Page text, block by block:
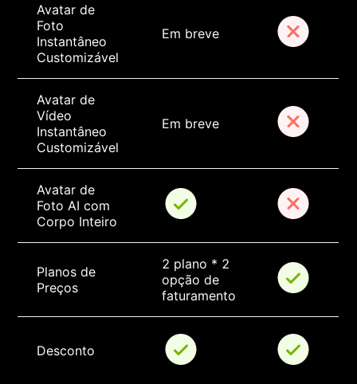
Avatar de
Foto
Instantâneo
Customizável
Em breve
Avatar de
Vídeo
Instantâneo
Customizável
Em breve
Avatar de
Foto AI com
Corpo Inteiro
Planos de
Preços
2 plano * 2
opção de
faturamento
Desconto